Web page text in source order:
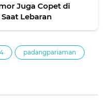
Juga Copet di
Lebaran
padangpariaman